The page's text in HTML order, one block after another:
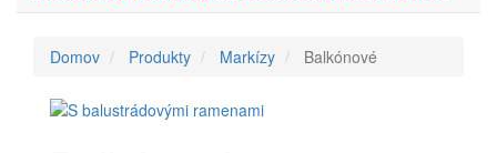
Domov Produkty Markízy Balkónové